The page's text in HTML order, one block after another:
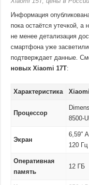
Информация
пока остаётся утечкой,
не менее детализация
смартфона уже
подтверждает данные.
новых Xiaomi 17T:
Характеристика
Процессор
8500-
Экран
6,59″
120 Гц
Оперативная
память
12 ГБ